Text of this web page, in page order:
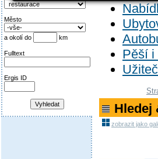
Město
a okolí do km
Fulltext
Ergis ID
Pěší i
Hledej
zobrazit jako